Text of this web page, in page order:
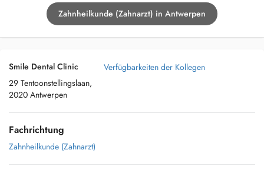
Zahnheilkunde (Zahnarzt) in Antwerpen
Smile Dental Clinic
29 Tentoonstellingslaan,
2020 Antwerpen
Verfügbarkeiten der Kollegen
Fachrichtung
Zahnheilkunde (Zahnarzt)